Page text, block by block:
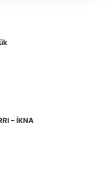
– İKNA